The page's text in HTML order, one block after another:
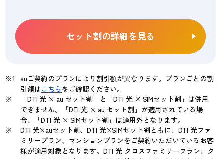
セット割の詳細を見る
auご契約のプランにより割引額が異なります。プランごとの割
引額はこちらをご確認ください。
「DTI 光 × au セット割」と「DTI 光 × SIMセット割」は併用
できません。「DTI 光 × au セット割」が適用されている場
合、「DTI 光 × SIMセット割」は適用外となります。
DTI 光×auセット割、DTI 光×SIMセット割ともに、DTI 光ファ
ミリープラン、マンションプランをご契約いただいているお客
様が適用対象となります。DTI 光 クロスファミリープラン、ク